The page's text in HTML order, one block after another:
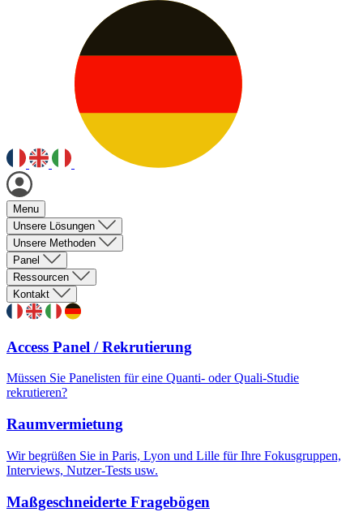
Menu
Unsere Lösungen
Unsere Methoden
Panel
Ressourcen
Kontakt
Access Panel / Rekrutierung
Müssen Sie Panelisten für eine Quanti- oder Quali-Studie
rekrutieren?
Raumvermietung
Wir begrüßen Sie in Paris, Lyon und Lille für Ihre Fokusgruppen,
Interviews, Nutzer-Tests usw.
Maßgeschneiderte Fragebögen